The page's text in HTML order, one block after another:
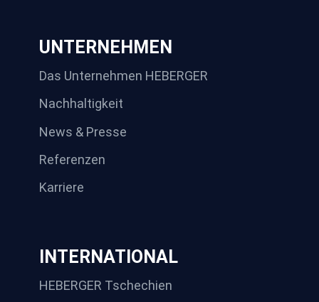
UNTERNEHMEN
Das Unternehmen HEBERGER
Nachhaltigkeit
News & Presse
Referenzen
Karriere
INTERNATIONAL
HEBERGER Tschechien